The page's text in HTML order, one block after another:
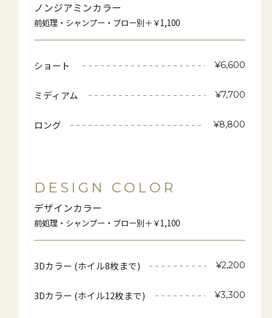
ノンジアミンカラー
前処理・シャンプー・ブロー別＋￥1,100
ショート ¥6,600
ミディアム ¥7,700
ロング ¥8,800
DESIGN COLOR
デザインカラー
前処理・シャンプー・ブロー別＋￥1,100
3Dカラー (ホイル8枚まで) ¥2,200
3Dカラー (ホイル12枚まで) ¥3,300